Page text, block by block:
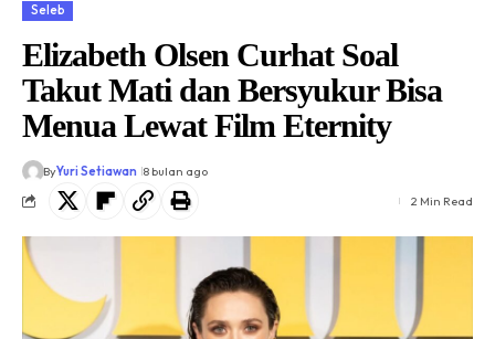
Seleb
Elizabeth Olsen Curhat Soal
Takut Mati dan Bersyukur Bisa
Menua Lewat Film Eternity
ByYuri Setiawan 8 bulan ago
2 Min Read